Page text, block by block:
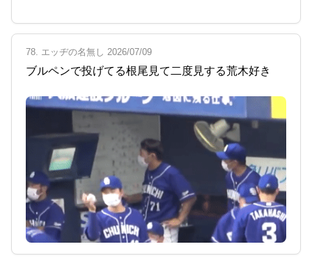
78. エッヂの名無し 2026/07/09
ブルペンで投げてる根尾見て二度見する荒木好き